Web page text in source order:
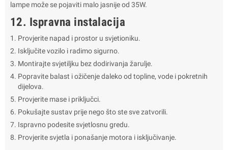
lampe može se pojaviti malo jasnije od 35W.
12. Ispravna instalacija
Provjerite napad i prostor u svjetioniku.
Isključite vozilo i radimo sigurno.
Montirajte svjetiljku bez dodirivanja žarulje.
Popravite balast i ožičenje daleko od topline, vode i pokretnih
dijelova.
Provjerite mase i priključci.
Pokušajte sustav prije nego što ste sve zatvorili.
Ispravno podesite svjetlosnu gredu.
Provjerite svjetla i ponašanje motora i isključivanje.